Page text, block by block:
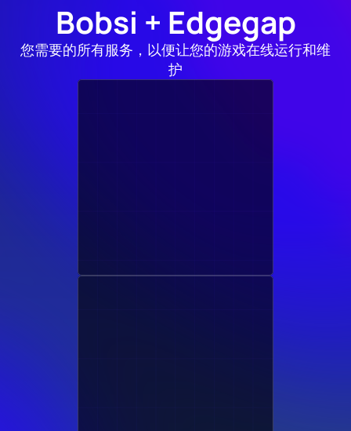
Bobsi + Edgegap
您需要的所有服务，以便让您的游戏在线运行和维
护